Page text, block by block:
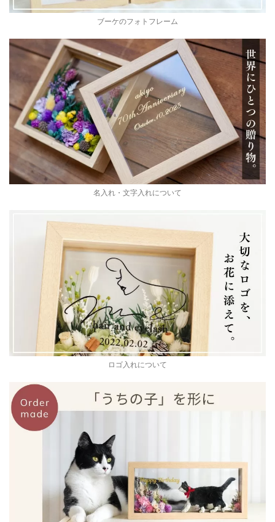
ブーケのフォトフレーム
名入れ・文字入れについて
ロゴ入れについて